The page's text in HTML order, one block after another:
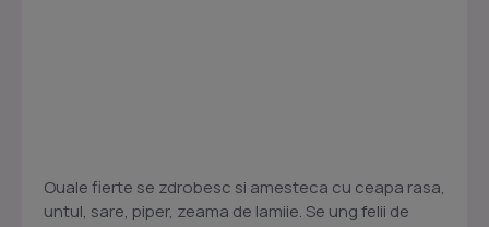
Ouale fierte se zdrobesc si amesteca cu ceapa rasa,
untul, sare, piper, zeama de lamiie. Se ung felii de